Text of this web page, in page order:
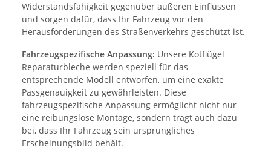
Widerstandsfähigkeit gegenüber äußeren Einflüssen
und sorgen dafür, dass Ihr Fahrzeug vor den
Herausforderungen des Straßenverkehrs geschützt ist.
Fahrzeugspezifische Anpassung: Unsere Kotflügel
Reparaturbleche werden speziell für das
entsprechende Modell entworfen, um eine exakte
Passgenauigkeit zu gewährleisten. Diese
fahrzeugspezifische Anpassung ermöglicht nicht nur
eine reibungslose Montage, sondern trägt auch dazu
bei, dass Ihr Fahrzeug sein ursprüngliches
Erscheinungsbild behält.